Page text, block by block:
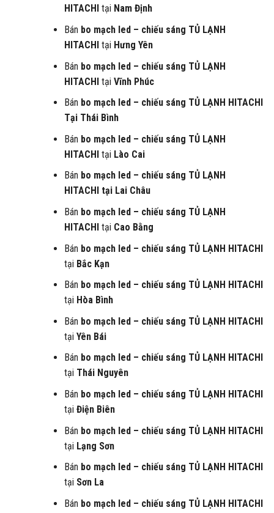
HITACHI tại Nam Định
Bán bo mạch led – chiếu sáng TỦ LẠNH
HITACHItại Hưng Yên
Bán bo mạch led – chiếu sáng TỦ LẠNH
HITACHItại Vĩnh Phúc
Bán bo mạch led – chiếu sáng TỦ LẠNH HITACHI
Tại Thái Bình
Bán bo mạch led – chiếu sáng TỦ LẠNH
HITACHItại Lào Cai
Bán bo mạch led – chiếu sáng TỦ LẠNH
HITACHI
tại Lai Châu
Bán bo mạch led – chiếu sáng TỦ LẠNH
HITACHItại Cao Bằng
Bán bo mạch led – chiếu sáng TỦ LẠNH HITACHI
tại Bắc Kạn
Bán bo mạch led – chiếu sáng TỦ LẠNH HITACHI
tại Hòa Bình
Bán bo mạch led – chiếu sáng TỦ LẠNH HITACHI
tại Yên Bái
Bán bo mạch led – chiếu sáng TỦ LẠNH HITACHI
tại Thái Nguyên
Bán bo mạch led – chiếu sáng TỦ LẠNH HITACHI
tại Điện Biên
Bán bo mạch led – chiếu sáng TỦ LẠNH HITACHI
tại Lạng Sơn
Bán bo mạch led – chiếu sáng TỦ LẠNH HITACHI
tại Sơn La
Bán bo mạch led – chiếu sáng TỦ LẠNH HITACHI